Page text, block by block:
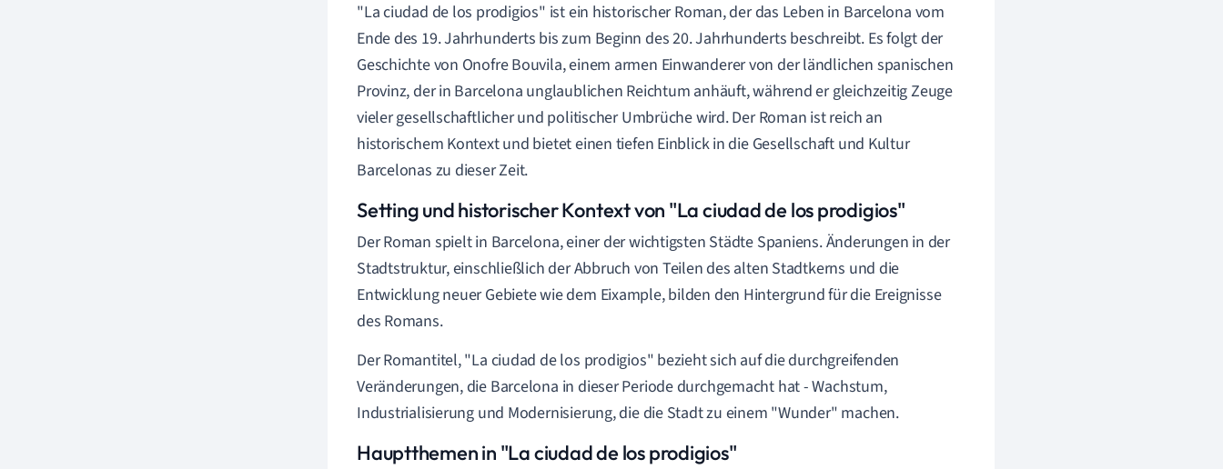
"La ciudad de los prodigios" ist ein historischer Roman, der das Leben in Barcelona vom
Ende des 19. Jahrhunderts bis zum Beginn des 20. Jahrhunderts beschreibt. Es folgt der
Geschichte von Onofre Bouvila, einem armen Einwanderer von der ländlichen spanischen
Provinz, der in Barcelona unglaublichen Reichtum anhäuft, während er gleichzeitig Zeuge
vieler gesellschaftlicher und politischer Umbrüche wird. Der Roman ist reich an
historischem Kontext und bietet einen tiefen Einblick in die Gesellschaft und Kultur
Barcelonas zu dieser Zeit.
Setting und historischer Kontext von "La ciudad de los prodigios"
Der Roman spielt in Barcelona, einer der wichtigsten Städte Spaniens. Änderungen in der
Stadtstruktur, einschließlich der Abbruch von Teilen des alten Stadtkerns und die
Entwicklung neuer Gebiete wie dem Eixample, bilden den Hintergrund für die Ereignisse
des Romans.
Der Romantitel, "La ciudad de los prodigios" bezieht sich auf die durchgreifenden
Veränderungen, die Barcelona in dieser Periode durchgemacht hat - Wachstum,
Industrialisierung und Modernisierung, die die Stadt zu einem "Wunder" machen.
Hauptthemen in "La ciudad de los prodigios"